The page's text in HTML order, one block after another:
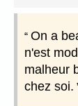
On a
n'est
malheur
chez soi.